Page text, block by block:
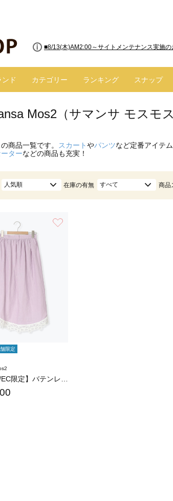
■8/13(木)AM2:00～サイトメンテナンス実施の
ンド カテゴリー ランキング スナップ
Mos2（サマンサ モスモ
の商品一覧です。 スカートやパンツなど定番アイテ
ターなどの商品も充実！
人気順 在庫の有無 すべて 商品
限定